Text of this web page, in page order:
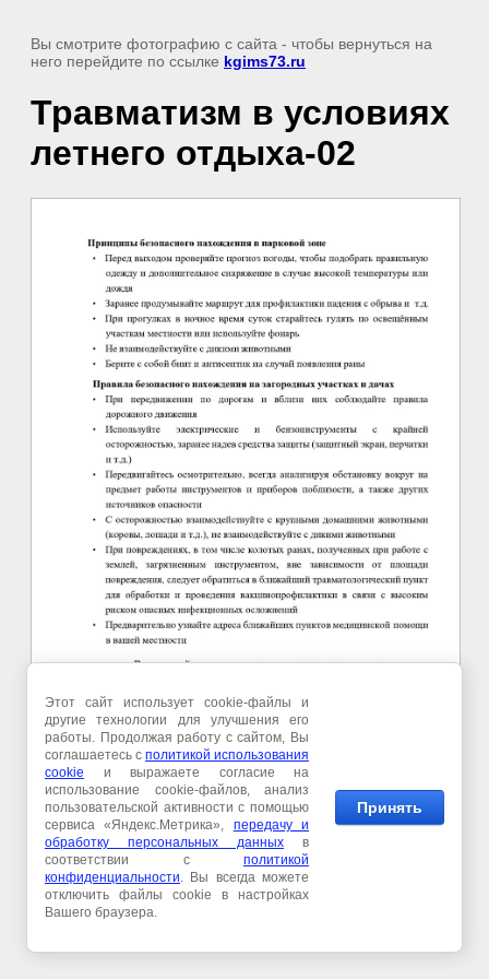
Вы смотрите фотографию с сайта - чтобы вернуться на
него перейдите по ссылке kgims73.ru
Травматизм в условиях
летнего отдыха-02
Этот сайт использует cookie-файлы и
другие технологии для улучшения его
работы. Продолжая работу с сайтом, Вы
соглашаетесь сполитикой использования
cookie и выражаете согласие на
использование cookie-файлов, анализ
пользовательской активности с помощью
сервиса «Яндекс.Метрика», передачу и
обработку персональных данных в
соответствии сполитикой
конфиденциальности. Вы всегда можете
отключить файлы cookie в настройках
Вашего браузера.
Принять